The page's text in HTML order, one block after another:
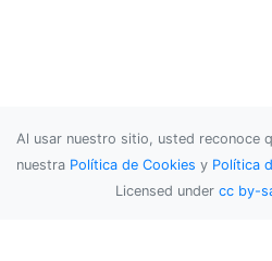
Al usar nuestro sitio, usted reconoce
nuestra Política de Cookies y Política
Licensed under cc by-